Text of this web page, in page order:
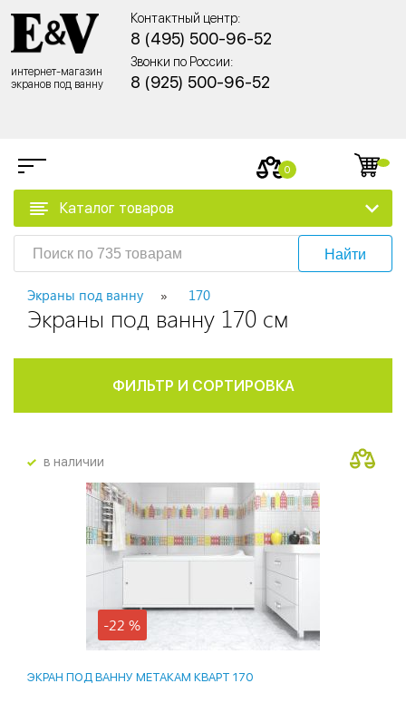
интернет-магазин
экранов под ванну
Контактный центр:
8 (495) 500-96-52
Звонки по России:
8 (925) 500-96-52
0
Каталог товаров
Найти
Экраны под ванну 170
Экраны под ванну 170 см
ФИЛЬТР И СОРТИРОВКА
в наличии
-22 %
ЭКРАН ПОД ВАННУ МЕТАКАМ КВАРТ 170